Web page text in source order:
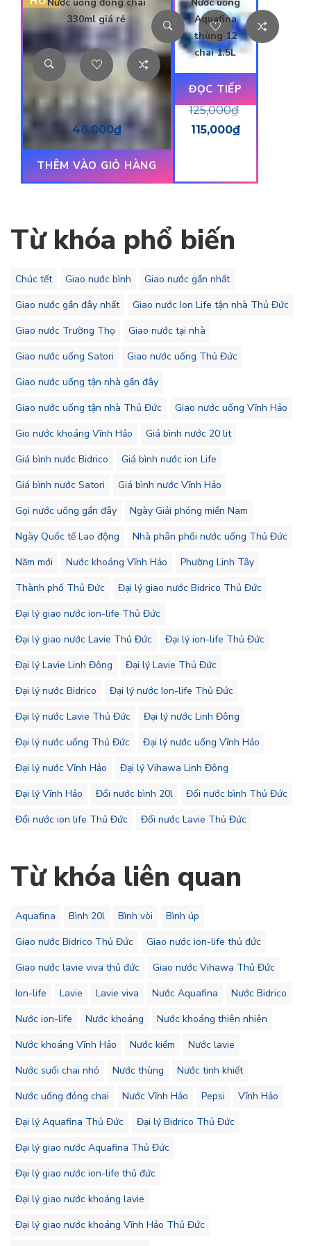
330ml giá rẻ
48,000₫
THÊM VÀO GIỎ HÀNG
Aquafina
thùng 12
chai 1.5L
125,000₫
115,000₫
ĐỌC TIẾP
Từ khóa phổ biến
Chúc tết Giao nước bình
Giao nước gần nhất
Giao nước gần đây nhất
Giao nước Ion Life tận nhà Thủ Đức
Giao nước Trường Thọ
Giao nước tại nhà
Giao nước uống Satori
Giao nước uống Thủ Đức
Giao nước uống tận nhà gần đây
Giao nước uống tận nhà Thủ Đức
Giao nước uống Vĩnh Hảo
Gio nước khoáng Vĩnh Hảo
Giá bình nước 20 lit
Giá bình nước Bidrico
Giá bình nước ion Life
Giá bình nước Satori
Giá bình nước Vĩnh Hảo
Gọi nước uống gần đây
Ngày Giải phóng miền Nam
Ngày Quốc tế Lao động
Nhà phân phối nước uống Thủ Đức
Năm mới
Nước khoáng Vĩnh Hảo
Phường Linh Tây
Thành phố Thủ Đức
Đại lý giao nước Bidrico Thủ Đức
Đại lý giao nước ion-life Thủ Đức
Đại lý giao nước Lavie Thủ Đức
Đại lý ion-life Thủ Đức
Đại lý Lavie Linh Đông
Đại lý Lavie Thủ Đức
Đại lý nước Bidrico
Đại lý nước Ion-life Thủ Đức
Đại lý nước Lavie Thủ Đức
Đại lý nước Linh Đông
Đại lý nước uống Thủ Đức
Đại lý nước uống Vĩnh Hảo
Đại lý nước Vĩnh Hảo
Đại lý Vihawa Linh Đông
Đại lý Vĩnh Hảo
Đổi nước bình 20l
Đổi nước bình Thủ Đức
Đổi nước ion life Thủ Đức
Đổi nước Lavie Thủ Đức
Từ khóa liên quan
Aquafina Bình 20l Bình vòi
Bình úp
Giao nước Bidrico Thủ Đức
Giao nước ion-life thủ đức
Giao nước lavie viva thủ đức
Giao nước Vihawa Thủ Đức
Ion-life
Lavie Lavie viva Nước Aquafina
Nước Bidrico
Nước ion-life
Nước khoáng
Nước khoáng thiên nhiên
Nước khoáng Vĩnh Hảo
Nước kiềm
Nước lavie
Nước suối chai nhỏ
Nước thùng
Nước tinh khiết
Nước uống đóng chai
Nước Vĩnh Hảo Pepsi
Vĩnh Hảo
Đại lý Aquafina Thủ Đức
Đại lý Bidrico Thủ Đức
Đại lý giao nước Aquafina Thủ Đức
Đại lý giao nước ion-life thủ đức
Đại lý giao nước khoáng lavie
Đại lý giao nước khoáng Vĩnh Hảo Thủ Đức